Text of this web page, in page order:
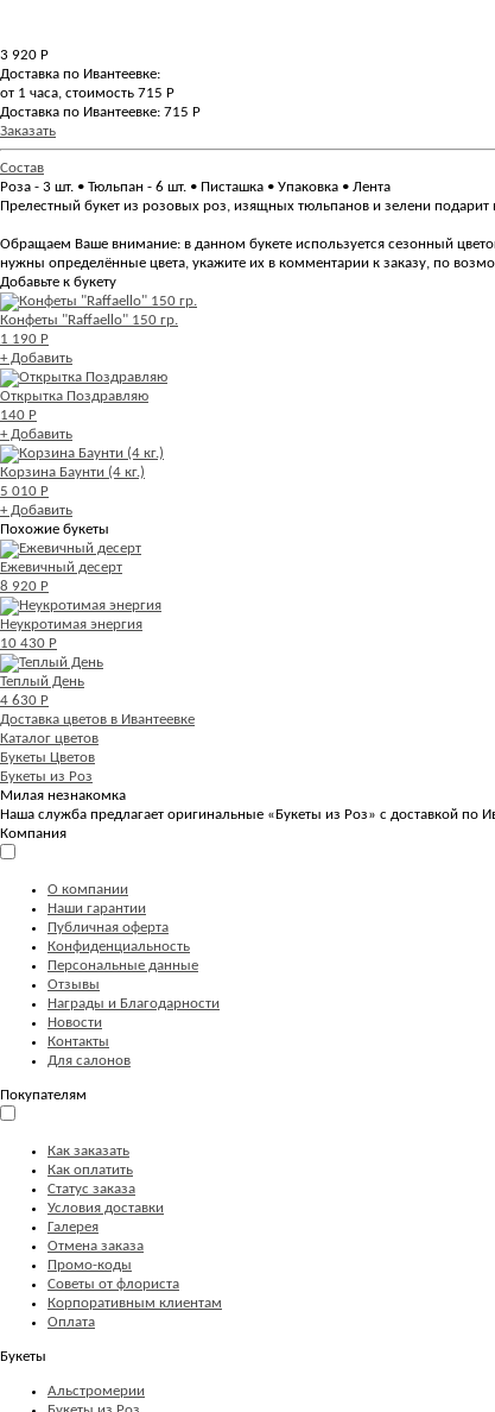
3 920 Р
Доставка по Ивантеевке:
от 1 часа, стоимость 715 Р
Доставка по Ивантеевке: 715 Р
Заказать
Состав
Роза - 3 шт. • Тюльпан - 6 шт. • Писташка • Упаковка • Лента
Прелестный букет из розовых роз, изящных тюльпанов и зелени
Обращаем Ваше внимание: в данном букете используется сезонный
нужны определённые цвета, укажите их в комментарии к заказу, по
Добавьте к букету
Конфеты "Raffaello" 150 гр.
1 190 Р
+ Добавить
Открытка Поздравляю
140 Р
+ Добавить
Корзина Баунти (4 кг.)
5 010 Р
+ Добавить
Похожие букеты
Ежевичный десерт
8 920 Р
Неукротимая энергия
10 430 Р
Теплый День
4 630 Р
Доставка цветов в Ивантеевке
Каталог цветов
Букеты Цветов
Букеты из Роз
Милая незнакомка
Наша служба предлагает оригинальные «Букеты из Роз» с доставкой по
Компания
О компании
Наши гарантии
Публичная оферта
Конфиденциальность
Персональные данные
Отзывы
Награды и Благодарности
Новости
Контакты
Для салонов
Покупателям
Как заказать
Как оплатить
Статус заказа
Условия доставки
Галерея
Отмена заказа
Промо-коды
Советы от флориста
Корпоративным клиентам
Оплата
Букеты
Альстромерии